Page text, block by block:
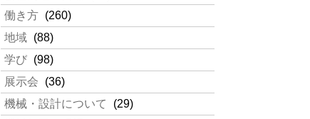
働き方 (260)
地域 (88)
学び (98)
展示会
(36)
機械・設計について
(29)